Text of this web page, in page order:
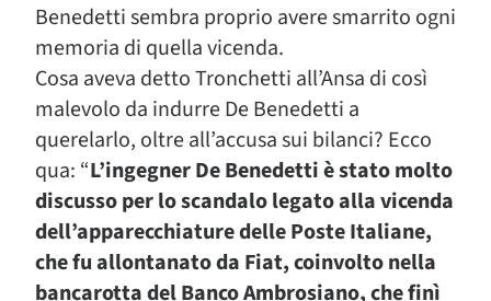
Benedetti sembra proprio avere smarrito ogni
memoria di quella vicenda.
Cosa aveva detto Tronchetti all’Ansa di così
malevolo da indurre De Benedetti a
querelarlo, oltre all’accusa sui bilanci? Ecco
qua: “L’ingegner De Benedetti è stato molto
discusso per lo scandalo legato alla vicenda
dell’apparecchiature delle Poste Italiane,
che fu allontanato da Fiat, coinvolto nella
bancarotta del Banco Ambrosiano, che finì